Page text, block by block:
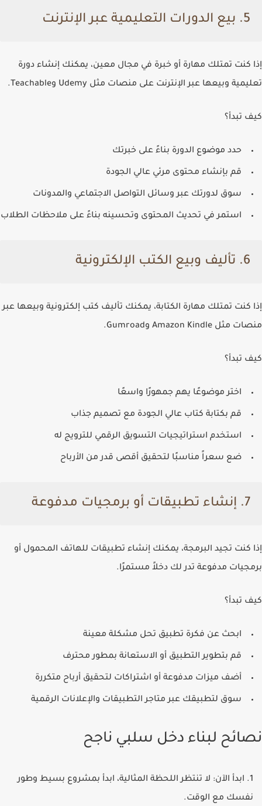
5. بيع الدورات التعليمية عبر الإنترنت
إذا كنت تمتلك مهارة أو خبرة في مجال معين، يمكنك إنشاء دورة
تعليمية وبيعها عبر الإنترنت على منصات مثل Udemy وTeachable.
كيف تبدأ؟
حدد موضوع الدورة بناءً على خبرتك
قم بإنشاء محتوى مرئي عالي الجودة
سوق لدورتك عبر وسائل التواصل الاجتماعي والمدونات
استمر في تحديث المحتوى وتحسينه بناءً على ملاحظات الطلاب
6. تأليف وبيع الكتب الإلكترونية
إذا كنت تمتلك مهارة الكتابة، يمكنك تأليف كتب إلكترونية وبيعها عبر
منصات مثل Amazon Kindle وGumroad.
كيف تبدأ؟
اختر موضوعًا يهم جمهورًا واسعًا
قم بكتابة كتاب عالي الجودة مع تصميم جذاب
استخدم استراتيجيات التسويق الرقمي للترويج له
ضع سعراً مناسبًا لتحقيق أقصى قدر من الأرباح
7. إنشاء تطبيقات أو برمجيات مدفوعة
إذا كنت تجيد البرمجة، يمكنك إنشاء تطبيقات للهاتف المحمول أو
برمجيات مدفوعة تدر لك دخلاً مستمرًا.
كيف تبدأ؟
ابحث عن فكرة تطبيق تحل مشكلة معينة
قم بتطوير التطبيق أو الاستعانة بمطور محترف
أضف ميزات مدفوعة أو اشتراكات لتحقيق أرباح متكررة
سوق لتطبيقك عبر متاجر التطبيقات والإعلانات الرقمية
نصائح لبناء دخل سلبي ناجح
ابدأ الآن: لا تنتظر اللحظة المثالية، ابدأ بمشروع بسيط وطور
نفسك مع الوقت.